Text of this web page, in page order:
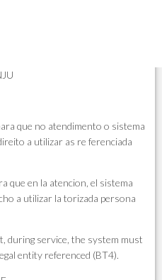
que no atendimento o sistema
a utilizar as re ferenciada
que en la atencion, el sistema
a utilizar la torizada persona
during service, the system must
entity referenced (BT4).